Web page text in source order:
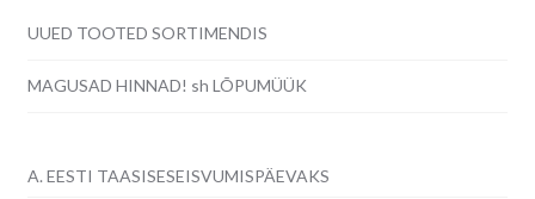
UUED TOOTED SORTIMENDIS
MAGUSAD HINNAD! sh LÕPUMÜÜK
A. EESTI TAASISESEISVUMISPÄEVAKS